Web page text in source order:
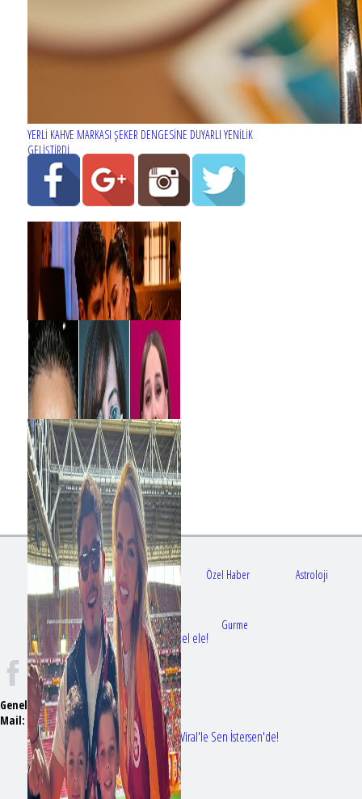
YERLİ KAHVE MARKASI ŞEKER DENGESİNE DUYARLI YENİLİK
GELİŞTİRDİ
Bir dizi aşkı daha gerçek oldu: Sette el ele!
Erol Köse'nin mektupları ilk kez Nur Viral'le Sen İstersen'de!
Gündem Sağlık Özel Haber Astroloji
Doktorlar Gurme
Genel Yayın Yönetmeni:Seyhan Erdağ
Mail:
emizmagazin@gmail.com